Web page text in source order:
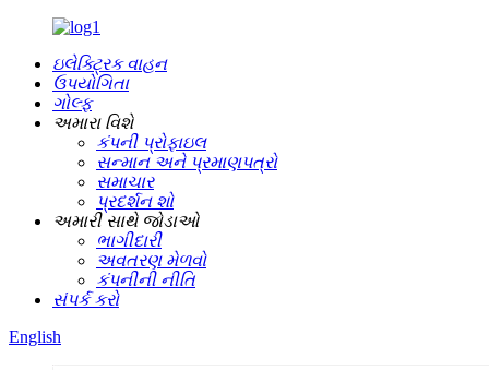
ઇલેક્ટ્રિક વાહન
ઉપયોગિતા
ગોલ્ફ
અમારા વિશે
કંપની પ્રોફાઇલ
સન્માન અને પ્રમાણપત્રો
સમાચાર
પ્રદર્શન શો
અમારી સાથે જોડાઓ
ભાગીદારી
અવતરણ મેળવો
કંપનીની નીતિ
સંપર્ક કરો
English